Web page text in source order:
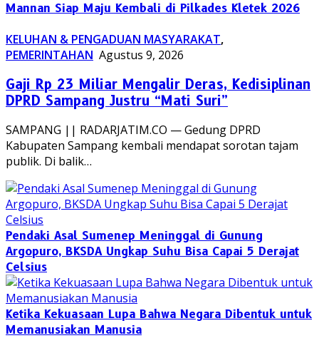
Mannan Siap Maju Kembali di Pilkades Kletek 2026
KELUHAN & PENGADUAN MASYARAKAT,
PEMERINTAHAN Agustus 9, 2026
Gaji Rp 23 Miliar Mengalir Deras, Kedisiplinan
DPRD Sampang Justru “Mati Suri”
SAMPANG || RADARJATIM.CO — Gedung DPRD
Kabupaten Sampang kembali mendapat sorotan tajam
publik. Di balik…
Pendaki Asal Sumenep Meninggal di Gunung
Argopuro, BKSDA Ungkap Suhu Bisa Capai 5 Derajat
Celsius
Ketika Kekuasaan Lupa Bahwa Negara Dibentuk untuk
Memanusiakan Manusia